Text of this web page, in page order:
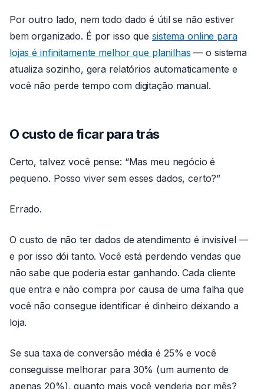
Por outro lado, nem todo dado é útil se não estiver
bem organizado. É por isso quesistema online para
lojas é infinitamente melhor que planilhas — o sistema
atualiza sozinho, gera relatórios automaticamente e
você não perde tempo com digitação manual.
O custo de ficar para trás
Certo, talvez você pense: “Mas meu negócio é
pequeno. Posso viver sem esses dados, certo?”
Errado.
O custo de não ter dados de atendimento é invisível —
e por isso dói tanto. Você está perdendo vendas que
não sabe que poderia estar ganhando. Cada cliente
que entra e não compra por causa de uma falha que
você não consegue identificar é dinheiro deixando a
loja.
Se sua taxa de conversão média é 25% e você
conseguisse melhorar para 30% (um aumento de
apenas 20%), quanto mais você venderia por mês?